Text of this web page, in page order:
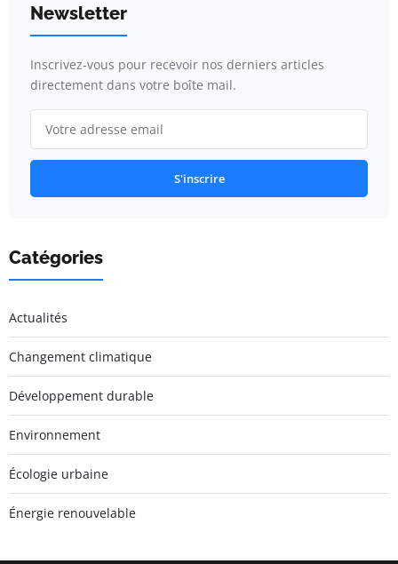
Newsletter
Inscrivez-vous pour recevoir nos derniers articles
directement dans votre boîte mail.
S'inscrire
Catégories
Actualités
Changement climatique
Développement durable
Environnement
Écologie urbaine
Énergie renouvelable